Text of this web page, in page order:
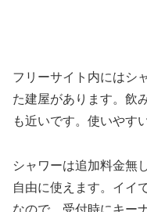
フリーサイト内にはシ
た建屋があります。飲
も近いです。使いやす
シャワーは追加料金無
自由に使えます。イイ
なので、受付時にキー